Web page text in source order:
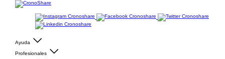
Ayuda
Profesionales